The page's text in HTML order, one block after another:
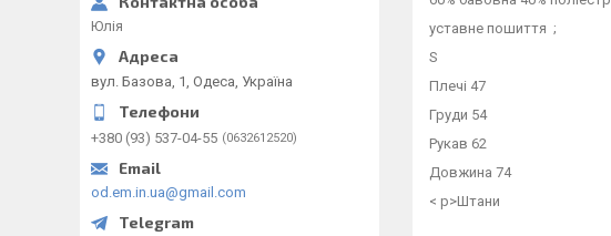
уставне пошиття ;
S
Плечі 47
Груди 54
Рукав 62
Довжина 74
< p>Штани
Юлія
вул. Базова, 1, Одеса, Україна
+380 (93) 537-04-55 0632612520
od.em.in.ua@gmail.com